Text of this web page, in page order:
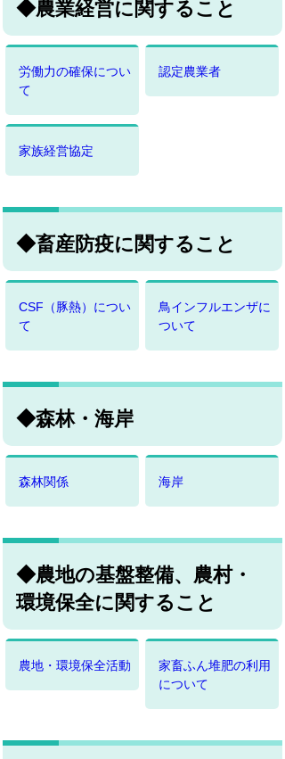
◆農業経営に関すること
労働力の確保につい
て
認定農業者
家族経営協定
◆畜産防疫に関すること
CSF（豚熱）につい
て
鳥インフルエンザに
ついて
◆森林・海岸
森林関係 海岸
◆農地の基盤整備、農村・
環境保全に関すること
農地・環境保全活動
家畜ふん堆肥の利用
について